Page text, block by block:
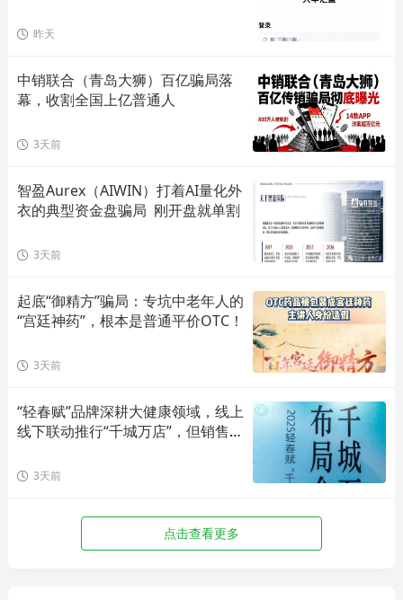
昨天
中销联合（青岛大狮）百亿骗局落
幕，收割全国上亿普通人
3天前
智盈Aurex（AIWIN）打着AI量化外
衣的典型资金盘骗局  刚开盘就单割
3天前
起底“御精方”骗局：专坑中老年人的
“宫廷神药”，根本是普通平价OTC！
3天前
“轻春赋”品牌深耕大健康领域，线上
线下联动推行“千城万店”，但销售模
3天前
点击查看更多